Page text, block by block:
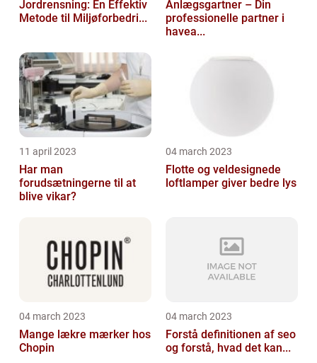
Jordrensning: En Effektiv
Metode til Miljøforbedri...
Anlægsgartner – Din
professionelle partner i
havea...
11 april 2023
Har man
forudsætningerne til at
blive vikar?
04 march 2023
Flotte og veldesignede
loftlamper giver bedre lys
04 march 2023
Mange lækre mærker hos
Chopin
04 march 2023
Forstå definitionen af seo
og forstå, hvad det kan...